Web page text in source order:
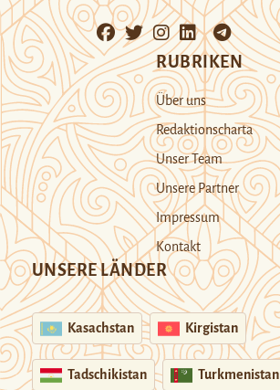
RUBRIKEN
Über uns
Redaktionscharta
Unser Team
Unsere Partner
Impressum
Kontakt
UNSERE LÄNDER
Kasachstan Kirgistan
Tadschikistan Turkmenistan